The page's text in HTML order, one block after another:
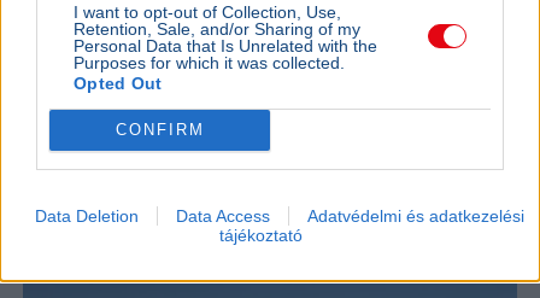
I want to opt-out of Collection, Use,
Retention, Sale, and/or Sharing of my
Personal Data that Is Unrelated with the
Purposes for which it was collected.
Opted Out
CONFIRM
Data Deletion Data Access
Adatvédelmi és adatkezelési
tájékoztató
szabályozás ősszel kerülhet nyilvánosságra.
ki, ennek
Ajánljuk még
BELFÖLD 2026. augusztus 7.
Enyhül a helyzet Paksnál, de az erőmű még
mindig csak a kapacitás töredékén termel